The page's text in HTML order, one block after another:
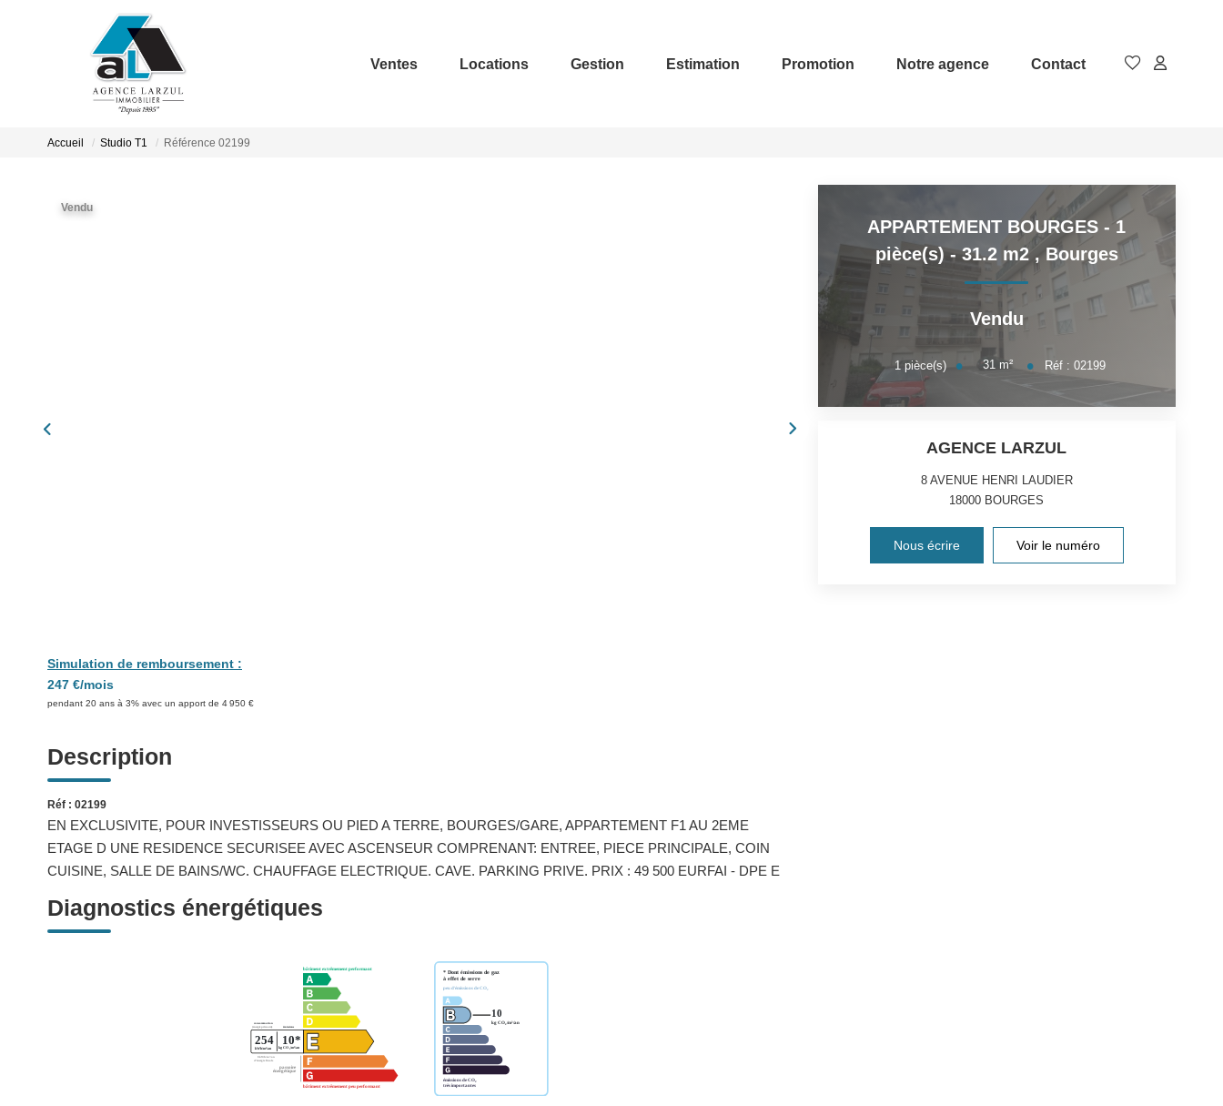
Ventes Locations Gestion Estimation Promotion Notre agence Contact
Accueil Studio T1 Référence 02199
Vendu
Simulation de remboursement :
247 €/mois
pendant 20 ans à 3% avec un apport de 4 950 €
Description
Réf : 02199
EN EXCLUSIVITE, POUR INVESTISSEURS OU PIED A TERRE, BOURGES/GARE, APPARTEMENT F1 AU 2EME
ETAGE D UNE RESIDENCE SECURISEE AVEC ASCENSEUR COMPRENANT: ENTREE, PIECE PRINCIPALE, COIN
CUISINE, SALLE DE BAINS/WC. CHAUFFAGE ELECTRIQUE. CAVE. PARKING PRIVE. PRIX : 49 500 EURFAI - DPE E
Diagnostics énergétiques
APPARTEMENT BOURGES - 1
pièce(s) - 31.2 m2 , Bourges
Vendu
1pièce(s) 31 m² Réf :02199
AGENCE LARZUL
8 AVENUE HENRI LAUDIER
18000 BOURGES
Nous écrire Voir le numéro